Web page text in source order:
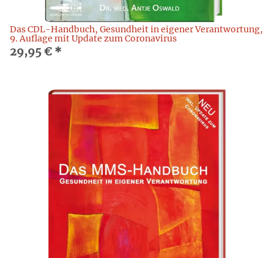
Das CDL-Handbuch, Gesundheit in eigener Verantwortung,
9. Auflage mit Update zum Coronavirus
29,95 € *